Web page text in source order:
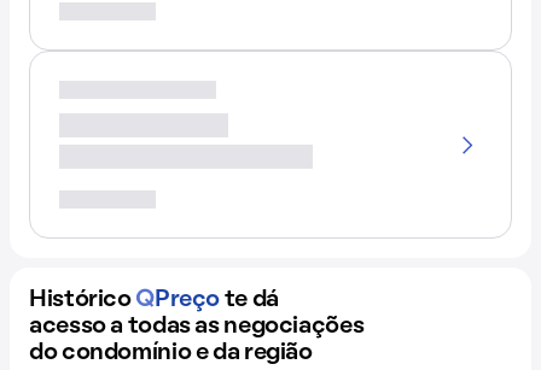
Histórico QPreço te dá
acesso a todas as negociações
do condomínio e da região